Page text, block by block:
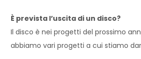
È prevista l’uscita di un disco?
Il disco è nei progetti del prossimo
abbiamo vari progetti a cui stiamo